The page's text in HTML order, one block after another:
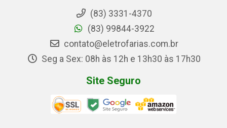
(83) 3331-4370
(83) 99844-3922
contato@eletrofarias.com.br
Seg a Sex: 08h às 12h e 13h30 às 17h30
Site Seguro